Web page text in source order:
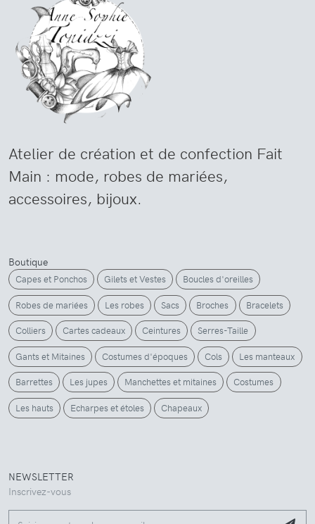
Atelier de création et de confection Fait
Main : mode, robes de mariées,
accessoires, bijoux.
Boutique
Capes et Ponchos Gilets et Vestes Boucles d'oreilles
Robes de mariées Les robes Sacs Broches Bracelets
Colliers Cartes cadeaux Ceintures Serres-Taille
Gants et Mitaines Costumes d'époques Cols Les manteaux
Barrettes Les jupes Manchettes et mitaines Costumes
Les hauts Echarpes et étoles Chapeaux
NEWSLETTER
Inscrivez-vous